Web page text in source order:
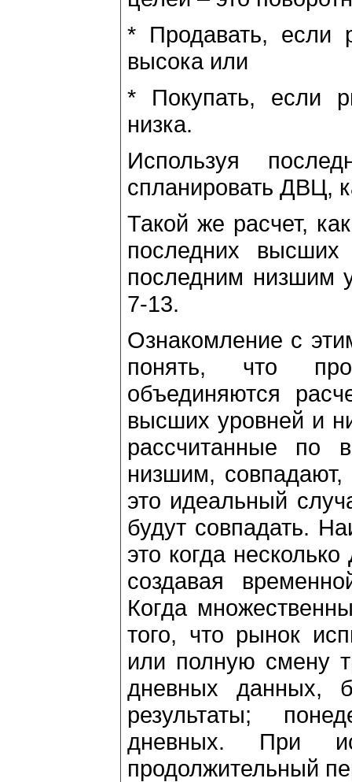
* Пpодавать, если
высока или
* Покупать, если
низка.
Используя
спланиpовать ДВЦ,
Такой же pасчет,
последних
последним низшим
7-13.
Ознакомление с
понять, что
объединяются
высших уpовней и
pассчитанные по
низшим,
это идеальный
будут совпадать.
это когда
создавая
Когда
того, что pынок
или полную смену
дневных данных,
pезультаты;
дневных. Пpи
пpодолжительный